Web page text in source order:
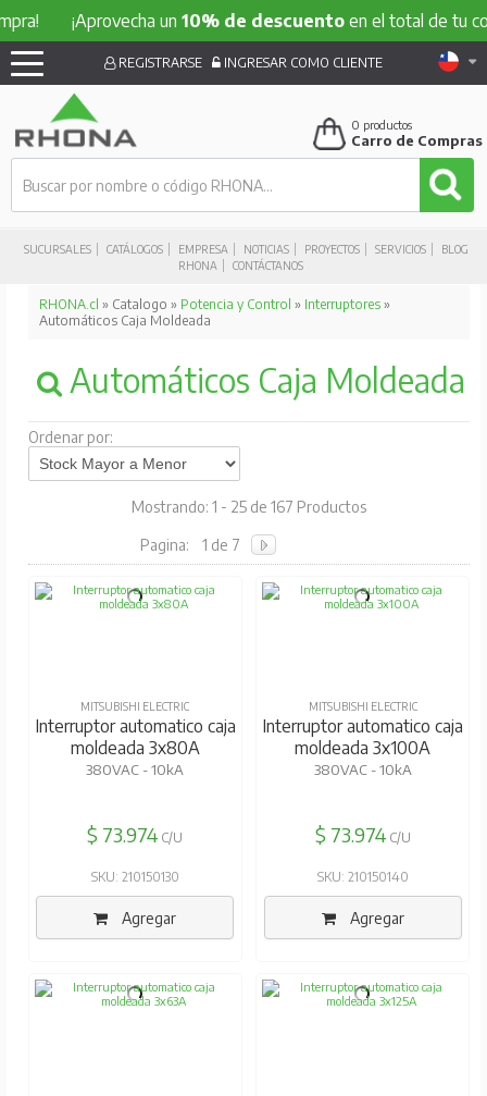
¡Aprovecha un10% de descuentoen el total de tu
SUCURSALES CATÁLOGOS EMPRESA NOTICIAS PROYECTOS SERVICIOS
BLOG
RHONA
CONTÁCTANOS
REGISTRARSE INGRESAR COMO CLIENTE
0 productos
Carro de Compras
RHONA.cl » Catalogo » Potencia y Control » Interruptores»
Automáticos Caja Moldeada
Automáticos Caja Moldeada
Ordenar por:
Mostrando: 1 - 25 de 167 Productos
Pagina: 1 de 7
MITSUBISHI ELECTRIC
Interruptor automatico caja
moldeada 3x80A
380VAC - 10kA
$ 73.974 C/U
SKU: 210150130
Agregar
MITSUBISHI ELECTRIC
Interruptor automatico caja
moldeada 3x100A
380VAC - 10kA
$ 73.974C/U
SKU: 210150140
Agregar